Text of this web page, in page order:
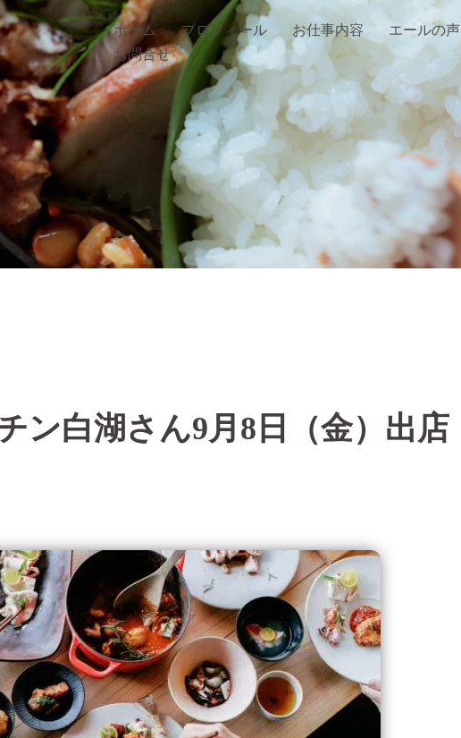
ホーム プロフィール お仕事内容 エールの声
お問合せ
ン白湖さん9月8日（金）出店